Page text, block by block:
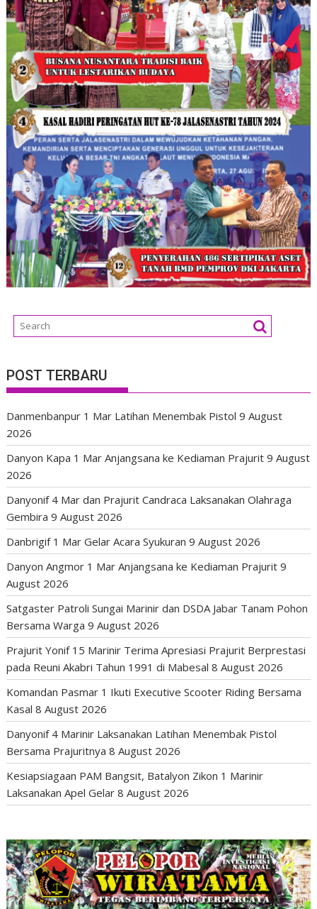
POST TERBARU
Danmenbanpur 1 Mar Latihan Menembak Pistol 9 August
2026
Danyon Kapa 1 Mar Anjangsana ke Kediaman Prajurit 9 August
2026
Danyonif 4 Mar dan Prajurit Candraca Laksanakan Olahraga
Gembira 9 August 2026
Danbrigif 1 Mar Gelar Acara Syukuran 9 August 2026
Danyon Angmor 1 Mar Anjangsana ke Kediaman Prajurit 9
August 2026
Satgaster Patroli Sungai Marinir dan DSDA Jabar Tanam Pohon
Bersama Warga 9 August 2026
Prajurit Yonif 15 Marinir Terima Apresiasi Prajurit Berprestasi
pada Reuni Akabri Tahun 1991 di Mabesal 8 August 2026
Komandan Pasmar 1 Ikuti Executive Scooter Riding Bersama
Kasal 8 August 2026
Danyonif 4 Marinir Laksanakan Latihan Menembak Pistol
Bersama Prajuritnya 8 August 2026
Kesiapsiagaan PAM Bangsit, Batalyon Zikon 1 Marinir
Laksanakan Apel Gelar 8 August 2026